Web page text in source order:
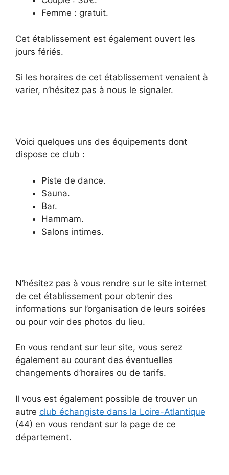
Femme : gratuit.
Cet établissement est également ouvert les
jours fériés.
Si les horaires de cet établissement venaient à
varier, n’hésitez pas à nous le signaler.
Voici quelques uns des équipements dont
dispose ce club :
Piste de dance.
Sauna.
Bar.
Hammam.
Salons intimes.
N’hésitez pas à vous rendre sur le site internet
de cet établissement pour obtenir des
informations sur l’organisation de leurs soirées
ou pour voir des photos du lieu.
En vous rendant sur leur site, vous serez
également au courant des éventuelles
changements d’horaires ou de tarifs.
Il vous est également possible de trouver un
autre club échangiste dans la Loire-Atlantique
(44) en vous rendant sur la page de ce
département.